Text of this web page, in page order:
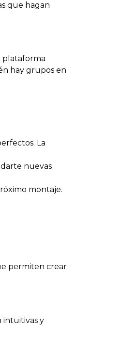
que hagan
plataforma
hay grupos en
La
nuevas
montaje.
permiten crear
intuitivas y